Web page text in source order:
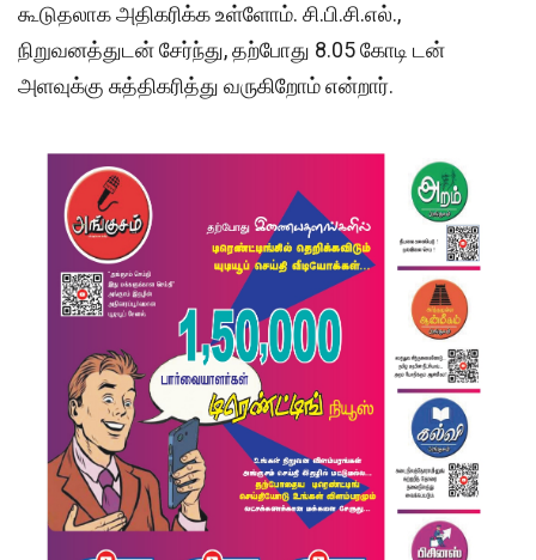
கூடுதலாக அதிகரிக்க உள்ளோம். சி.பி.சி.எல்.,
நிறுவனத்துடன் சேர்ந்து, தற்போது 8.05 கோடி டன்
அளவுக்கு சுத்திகரித்து வருகிறோம் என்றார்.